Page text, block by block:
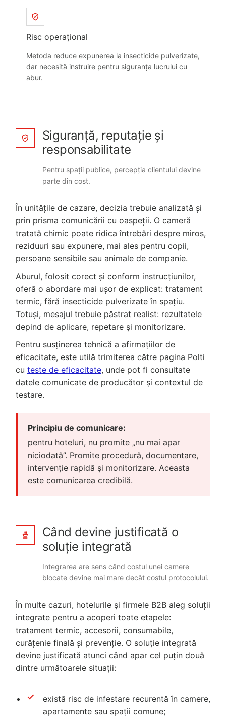
Risc operațional
Metoda reduce expunerea la insecticide pulverizate,
dar necesită instruire pentru siguranța lucrului cu
abur.
Siguranță, reputație și
responsabilitate
Pentru spații publice, percepția clientului devine
parte din cost.
În unitățile de cazare, decizia trebuie analizată și
prin prisma comunicării cu oaspeții. O cameră
tratată chimic poate ridica întrebări despre miros,
reziduuri sau expunere, mai ales pentru copii,
persoane sensibile sau animale de companie.
Aburul, folosit corect și conform instrucțiunilor,
oferă o abordare mai ușor de explicat: tratament
termic, fără insecticide pulverizate în spațiu.
Totuși, mesajul trebuie păstrat realist: rezultatele
depind de aplicare, repetare și monitorizare.
Pentru susținerea tehnică a afirmațiilor de
eficacitate, este utilă trimiterea către pagina Polti
cu teste de eficacitate, unde pot fi consultate
datele comunicate de producător și contextul de
testare.
Principiu de comunicare:
pentru hoteluri, nu promite „nu mai apar
niciodată”. Promite procedură, documentare,
intervenție rapidă și monitorizare. Aceasta
este comunicarea credibilă.
Când devine justificată o
soluție integrată
Integrarea are sens când costul unei camere
blocate devine mai mare decât costul protocolului.
În multe cazuri, hotelurile și firmele B2B aleg soluții
integrate pentru a acoperi toate etapele:
tratament termic, accesorii, consumabile,
curățenie finală și prevenție. O soluție integrată
devine justificată atunci când apar cel puțin două
dintre următoarele situații:
există risc de infestare recurentă în camere,
apartamente sau spații comune;